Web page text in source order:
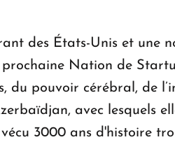
des États-Unis et une
Nation de
du pouvoir cérébral, de
avec lesquels
3000 ans d'histoire